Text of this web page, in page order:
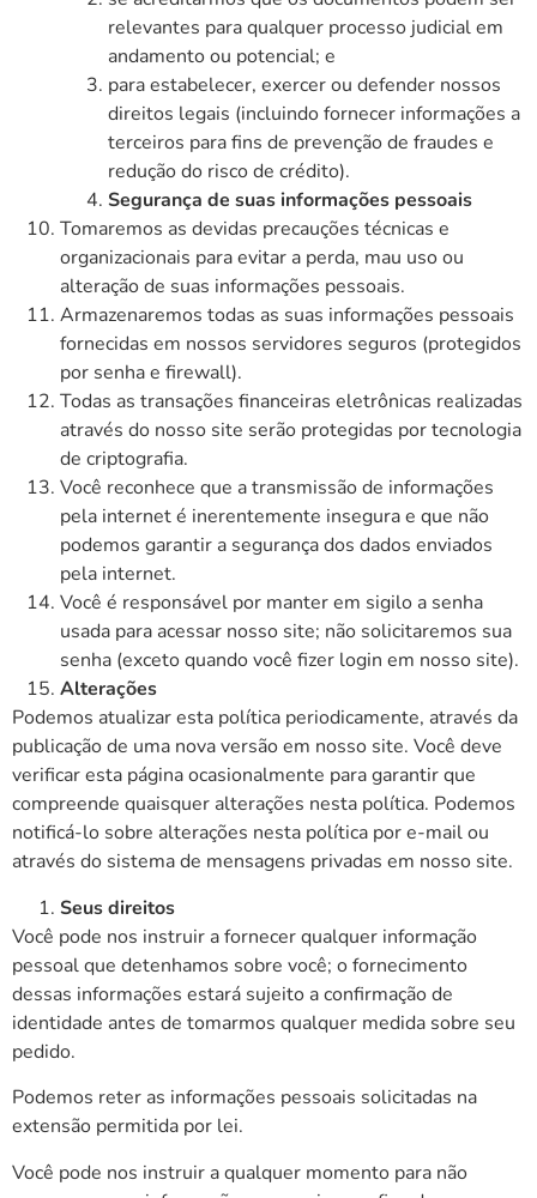
relevantes para qualquer processo judicial em
andamento ou potencial; e
para estabelecer, exercer ou defender nossos
direitos legais (incluindo fornecer informações a
terceiros para fins de prevenção de fraudes e
redução do risco de crédito).
Segurança de suas informações pessoais
Tomaremos as devidas precauções técnicas e
organizacionais para evitar a perda, mau uso ou
alteração de suas informações pessoais.
Armazenaremos todas as suas informações pessoais
fornecidas em nossos servidores seguros (protegidos
por senha e firewall).
Todas as transações financeiras eletrônicas realizadas
através do nosso site serão protegidas por tecnologia
de criptografia.
Você reconhece que a transmissão de informações
pela internet é inerentemente insegura e que não
podemos garantir a segurança dos dados enviados
pela internet.
Você é responsável por manter em sigilo a senha
usada para acessar nosso site; não solicitaremos sua
senha (exceto quando você fizer login em nosso site).
Alterações
Podemos atualizar esta política periodicamente, através da
publicação de uma nova versão em nosso site. Você deve
verificar esta página ocasionalmente para garantir que
compreende quaisquer alterações nesta política. Podemos
notificá-lo sobre alterações nesta política por e-mail ou
através do sistema de mensagens privadas em nosso site.
Seus direitos
Você pode nos instruir a fornecer qualquer informação
pessoal que detenhamos sobre você; o fornecimento
dessas informações estará sujeito a confirmação de
identidade antes de tomarmos qualquer medida sobre seu
pedido.
Podemos reter as informações pessoais solicitadas na
extensão permitida por lei.
Você pode nos instruir a qualquer momento para não